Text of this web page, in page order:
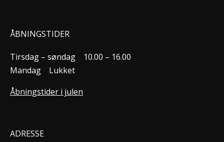
ÅBNINGSTIDER
Tirsdag – søndag
10.00 – 16.00
Mandag
Lukket
Åbningstider i julen
ADRESSE